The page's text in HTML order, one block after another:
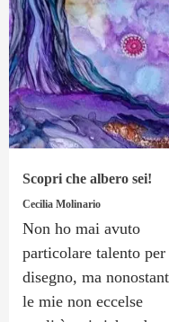
Scopri che albero sei!
Cecilia Molinario
Non ho mai avuto
particolare talento
disegno, ma
le mie non eccelse